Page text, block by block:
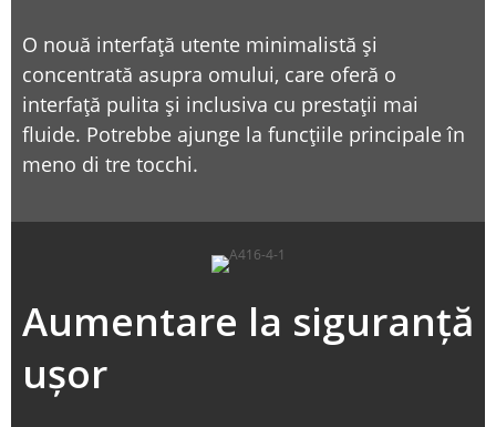
O nouă interfață utente minimalistă și
concentrată asupra omului, care oferă o
interfață pulita și inclusiva cu prestații mai
fluide. Potrebbe ajunge la funcțiile principale în
meno di tre tocchi.
Aumentare la siguranță
ușor